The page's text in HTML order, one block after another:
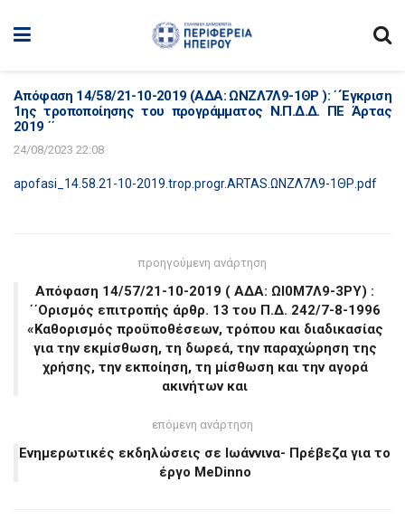
Απόφαση 14/58/21-10-2019 (ΑΔΑ: ΩΝΖΛ7Λ9-1ΘΡ ): ΄΄Έγκριση
1ης τροποποίησης του προγράμματος Ν.Π.Δ.Δ. ΠΕ Άρτας
2019 ΄΄
24/08/2023 22:08
apofasi_14.58.21-10-2019.trop.progr.ARTAS.ΩΝΖΛ7Λ9-1ΘΡ.pdf
προηγούμενη ανάρτηση
Απόφαση 14/57/21-10-2019 ( ΑΔΑ: ΩΙ0Μ7Λ9-3ΡΥ) :
΄΄Ορισμός επιτροπής άρθρ. 13 του Π.Δ. 242/7-8-1996
«Καθορισμός προϋποθέσεων, τρόπου και διαδικασίας
για την εκμίσθωση, τη δωρεά, την παραχώρηση της
χρήσης, την εκποίηση, τη μίσθωση και την αγορά
ακινήτων και
επόμενη ανάρτηση
Ενημερωτικές εκδηλώσεις σε Ιωάννινα- Πρέβεζα για το
έργο MeDinno